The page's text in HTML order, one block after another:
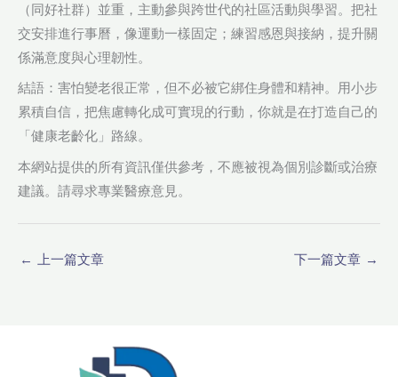
（同好社群）並重，主動參與跨世代的社區活動與學習。把社
交安排進行事曆，像運動一樣固定；練習感恩與接納，提升關
係滿意度與心理韌性。
結語：害怕變老很正常，但不必被它綁住身體和精神。用小步
累積自信，把焦慮轉化成可實現的行動，你就是在打造自己的
「健康老齡化」路線。
本網站提供的所有資訊僅供參考，不應被視為個別診斷或治療
建議。請尋求專業醫療意見。
← 上一篇文章 下一篇文章 →